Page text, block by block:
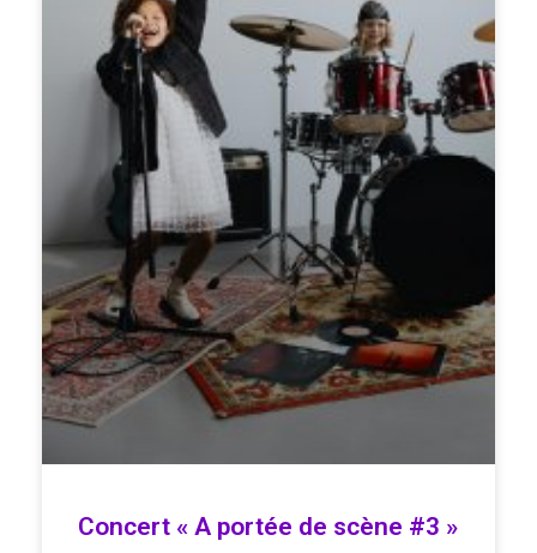
Concert « A portée de scène #3 »